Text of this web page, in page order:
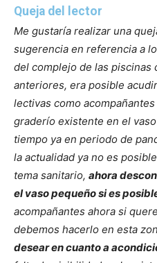
Queja del lector
Me gustaría realizar una
sugerencia en referencia a
del complejo de las piscinas
anteriores, era posible
lectivas como
graderío existente en el
tiempo ya en periodo de
la actualidad ya no es
tema sanitario, ahora
el vaso pequeño si es
acompañantes ahora si
debemos hacerlo en esta
desear en cuanto a